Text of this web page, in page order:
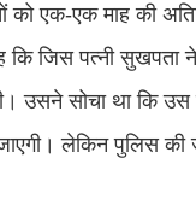
को एक-एक माह की
कि जिस पत्नी सुखपता ने
उसने सोचा था कि
लेकिन पुलिस की